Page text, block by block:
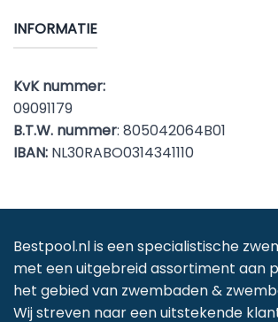
INFORMATIE
KvK nummer:
09091179
B.T.W. nummer: 805042064B01
IBAN: NL30RABO0314341110
Bestpool.nl is een specialistische
met een uitgebreid assortiment aan
het gebied van zwembaden &
Wij streven naar een uitstekende